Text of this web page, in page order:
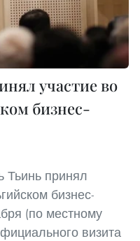
участие во
бизнес-
принял
бизнес-
(по местному
визита